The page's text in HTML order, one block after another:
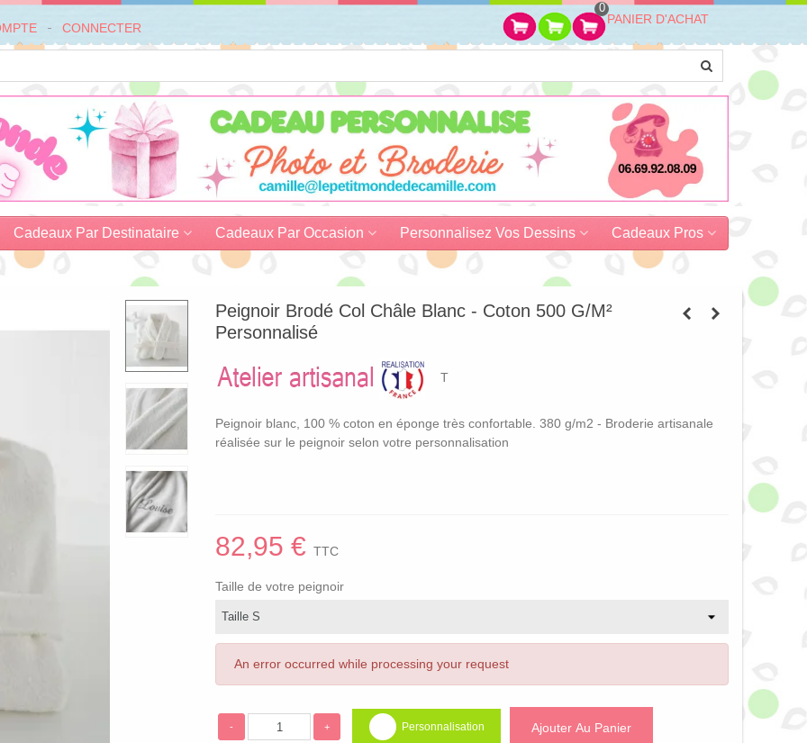
CONNECTER
0
PANIER D'ACHAT
Cadeaux Par Destinataire Cadeaux Par Occasion Personnalisez Vos Dessins Cadeaux Pros
Peignoir Brodé Col Châle Blanc - Coton 500 G/m²
Personnalisé
T
Peignoir blanc, 100 % coton en éponge très confortable. 380 g/m2 - Broderie artisanale
réalisée sur le peignoir selon votre personnalisation
82,95 € TTC
Taille de votre peignoir
An error occurred while processing your request
- + Personnalisation Ajouter Au Panier